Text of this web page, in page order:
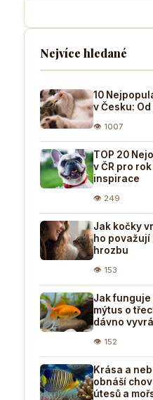
Nejvíce hledané
10
v Česku:
👁 1007
TOP 20
v ČR pro
inspirace
👁 249
Jak kočky
ho
hrozbu
👁 153
Jak funguje
mýtus o
dávno
👁 152
Krása a
obnáší
útesů a